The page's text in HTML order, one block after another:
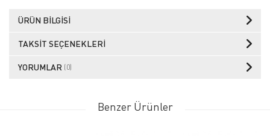
ÜRÜN BILGISI
TAKSIT SEÇENEKLERI
YORUMLAR (0)
Benzer Ürünler